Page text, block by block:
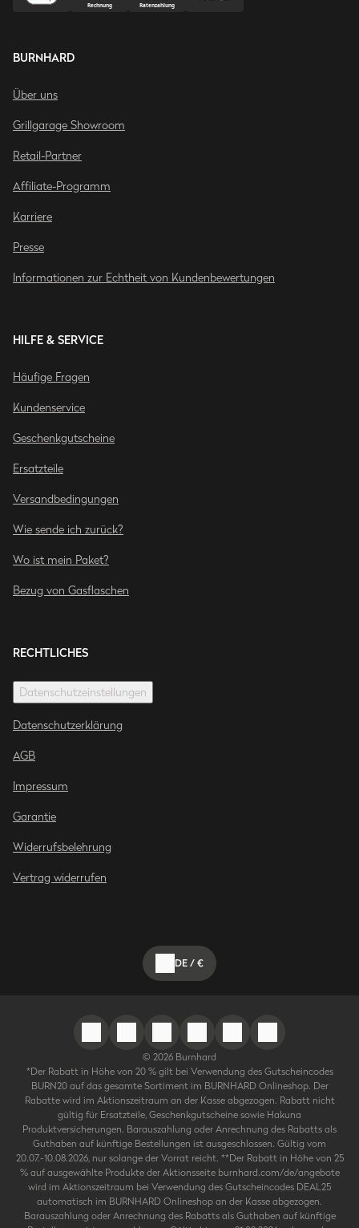
BURNHARD
Über uns
Grillgarage Showroom
Retail-Partner
Affiliate-Programm
Karriere
Presse
Informationen zur Echtheit von Kundenbewertungen
HILFE & SERVICE
Häufige Fragen
Kundenservice
Geschenkgutscheine
Ersatzteile
Versandbedingungen
Wie sende ich zurück?
Wo ist mein Paket?
Bezug von Gasflaschen
RECHTLICHES
Datenschutzeinstellungen
Datenschutzerklärung
AGB
Impressum
Garantie
Widerrufsbelehrung
Vertrag widerrufen
DE/€
© 2026 Burnhard
*Der Rabatt in Höhe von 20 % gilt bei Verwendung des Gutscheincodes
BURN20 auf das gesamte Sortiment im BURNHARD Onlineshop. Der
Rabatte wird im Aktionszeitraum an der Kasse abgezogen. Rabatt nicht
gültig für Ersatzteile, Geschenkgutscheine sowie Hakuna
Produktversicherungen. Barauszahlung oder Anrechnung des Rabatts als
Guthaben auf künftige Bestellungen ist ausgeschlossen. Gültig vom
20.07.-10.08.2026, nur solange der Vorrat reicht. **Der Rabatt in Höhe von 25
% auf ausgewählte Produkte der Aktionsseite burnhard.com/de/angebote
wird im Aktionszeitraum bei Verwendung des Gutscheincodes DEAL25
automatisch im BURNHARD Onlineshop an der Kasse abgezogen.
Barauszahlung oder Anrechnung des Rabatts als Guthaben auf künftige